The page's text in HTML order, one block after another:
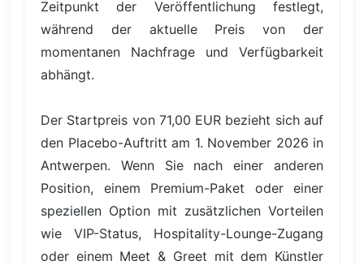
Zeitpunkt der Veröffentlichung festlegt,
während der aktuelle Preis von der
momentanen Nachfrage und Verfügbarkeit
abhängt.
Der Startpreis von 71,00 EUR bezieht sich auf
den Placebo-Auftritt am 1. November 2026 in
Antwerpen. Wenn Sie nach einer anderen
Position, einem Premium-Paket oder einer
speziellen Option mit zusätzlichen Vorteilen
wie VIP-Status, Hospitality-Lounge-Zugang
oder einem Meet & Greet mit dem Künstler